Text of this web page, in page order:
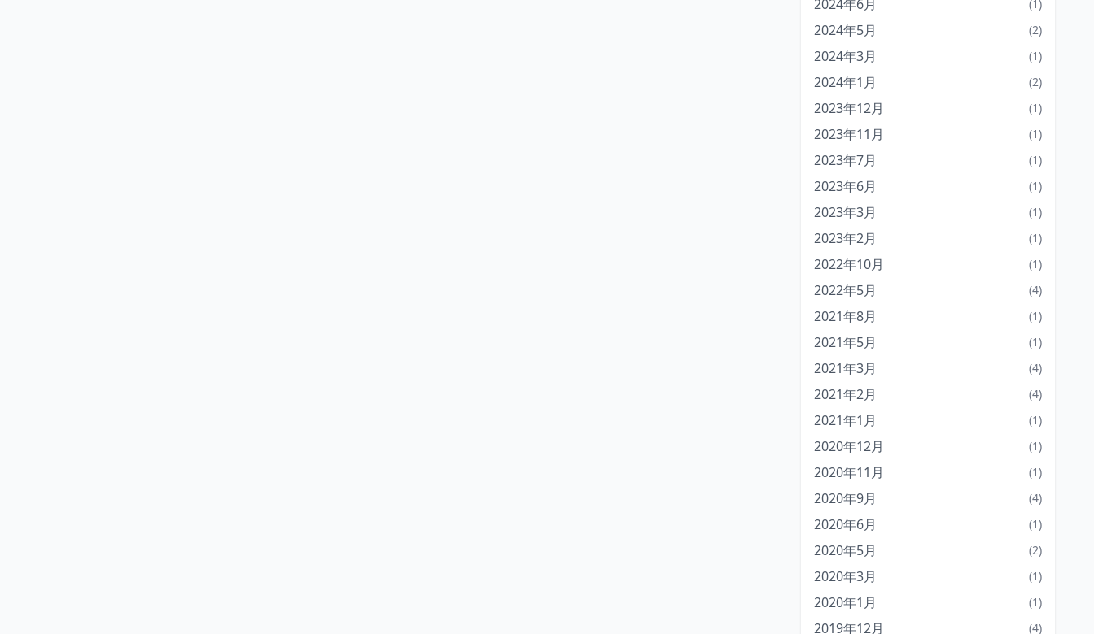
2024年6月 (1)
2024年5月 (2)
2024年3月 (1)
2024年1月 (2)
2023年12月 (1)
2023年11月 (1)
2023年7月 (1)
2023年6月 (1)
2023年3月 (1)
2023年2月 (1)
2022年10月 (1)
2022年5月 (4)
2021年8月 (1)
2021年5月 (1)
2021年3月 (4)
2021年2月 (4)
2021年1月 (1)
2020年12月 (1)
2020年11月 (1)
2020年9月 (4)
2020年6月 (1)
2020年5月 (2)
2020年3月 (1)
2020年1月 (1)
2019年12月 (4)